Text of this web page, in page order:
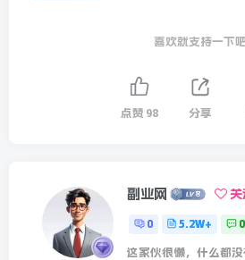
喜欢就支持一下吧
点赞 98 分享
副业网 关
0 5.2W+ 0
这家伙很懒，什么都